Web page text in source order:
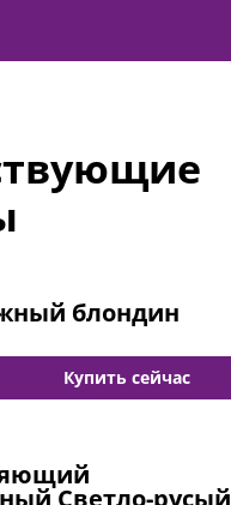
блондин
Купить сейчас
Светло-русый